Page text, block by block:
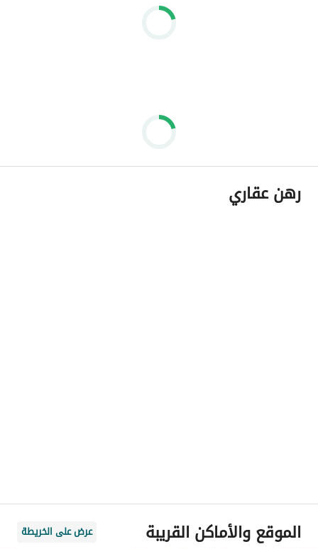
رهن عقاري
الموقع والأماكن القريبة عرض على الخريطة